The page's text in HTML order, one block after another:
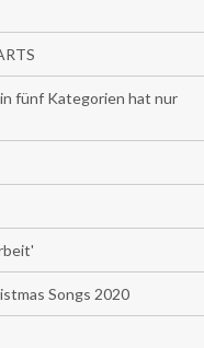
fünf Kategorien hat nur
Songs 2020